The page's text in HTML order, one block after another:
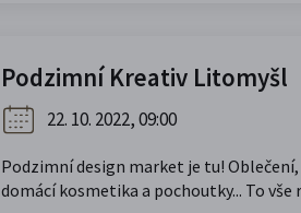
Podzimní Kreativ Litomyšl
22. 10. 2022, 09:00
Podzimní design market je tu!
domácí kosmetika a pochoutky... To vše